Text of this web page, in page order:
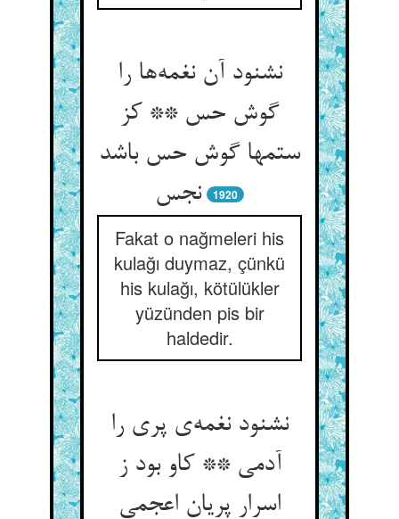
نشنود آن نغمه‌‌ها را
گوش حس ** کز
ستمها گوش حس باشد
1920
Fakat o nağmeleri his
kulağı duymaz, çünkü
his kulağı, kötülükler
yüzünden pis bir
haldedir.
نشنود نغمه‌‌ی پری را
آدمی ** کاو بود ز